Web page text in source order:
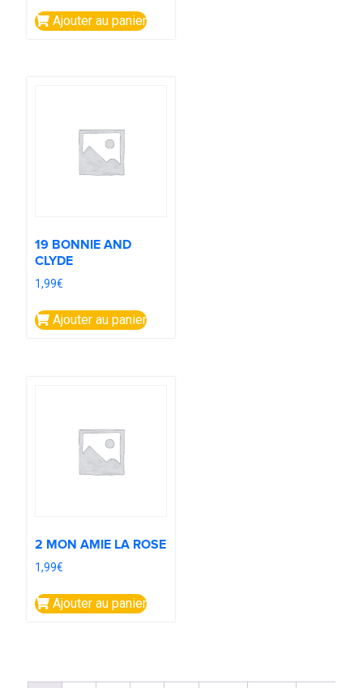
Ajouter au panier
19 BONNIE AND
CLYDE
1,99€
Ajouter au panier
2 MON AMIE LA ROSE
1,99€
Ajouter au panier